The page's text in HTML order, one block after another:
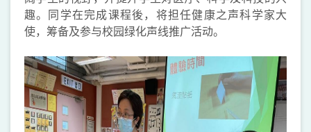
趣。同学在完成课程後，将担任健康之声科学家大
使，筹备及参与校园绿化声线推广活动。